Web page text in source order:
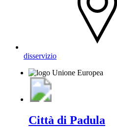
disservizio
Città di Padula